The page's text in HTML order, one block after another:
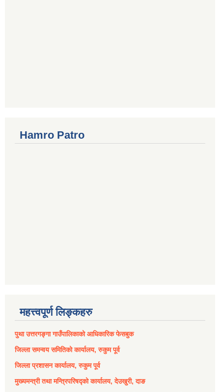
Hamro Patro
महत्त्वपूर्ण लिङ्कहरु
पुथा उत्तरगङ्गा गाउँपालिकाको आधिकारिक फेसबुक
जिल्ला समन्वय समितिको कार्यालय, रुकुम पूर्व
जिल्ला प्रशासन कार्यालय, रुकुम पूर्व
मुख्यमन्त्री तथा मन्त्रिपरिषद्को कार्यालय, देउखुरी, दाङ